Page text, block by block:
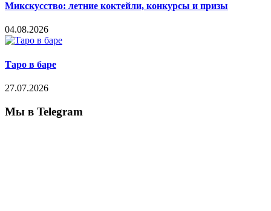
Микскусство: летние коктейли, конкурсы и призы
04.08.2026
Таро в баре
27.07.2026
Мы в Telegram